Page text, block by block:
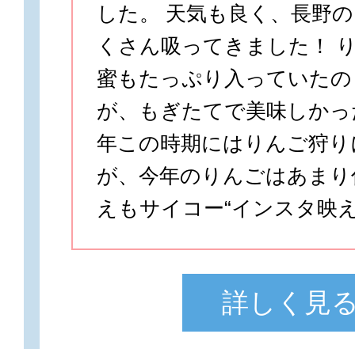
した。 天気も良く、長野
くさん吸ってきました！
蜜もたっぷり入っていた
が、もぎたてで美味しか
年この時期にはりんご狩
が、今年のりんごはあま
えもサイコー“インスタ映
詳しく見